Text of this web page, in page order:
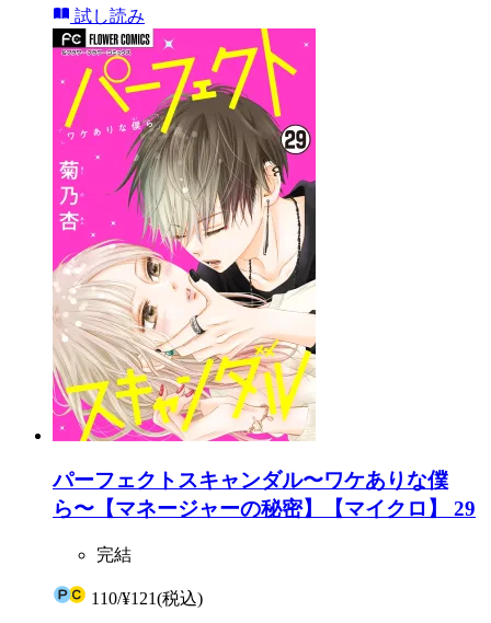
試し読み
パーフェクトスキャンダル〜ワケありな僕
ら〜【マネージャーの秘密】【マイクロ】 29
完結
110/¥121(税込)